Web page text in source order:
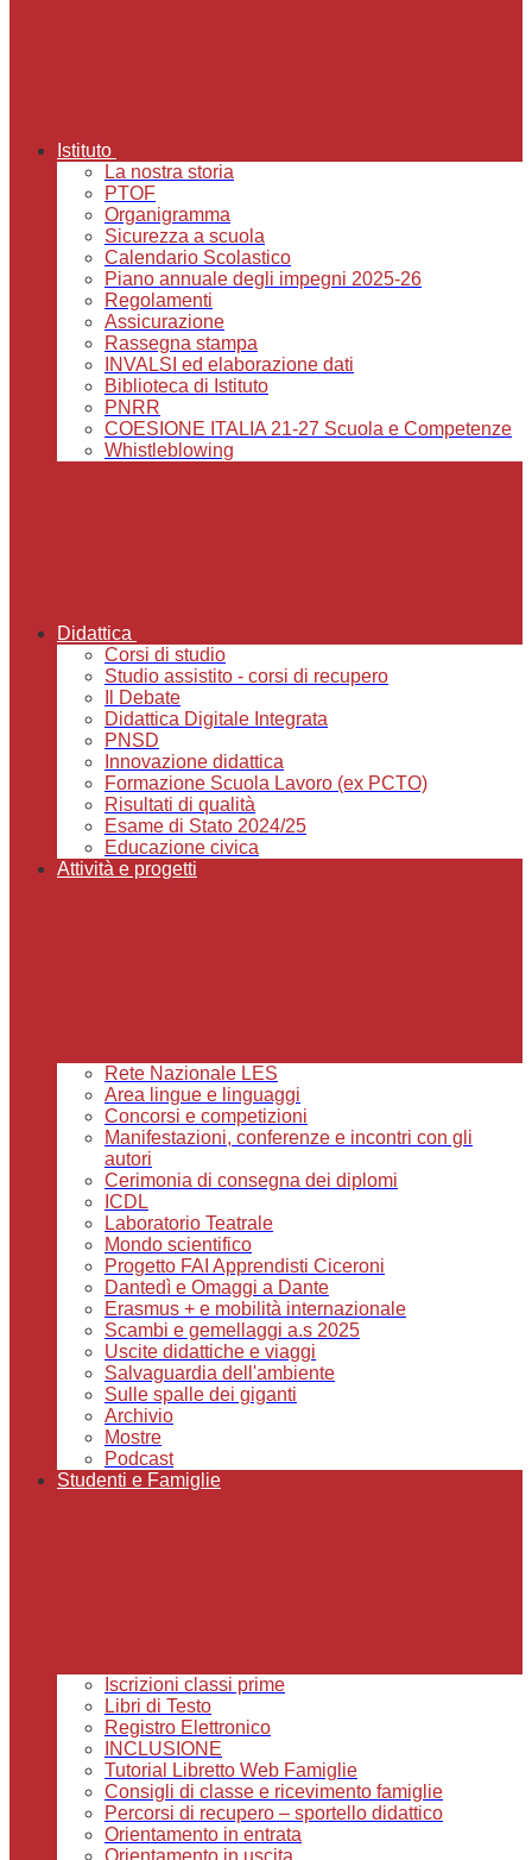
Istituto
La nostra storia
PTOF
Organigramma
Sicurezza a scuola
Calendario Scolastico
Piano annuale degli impegni 2025-26
Regolamenti
Assicurazione
Rassegna stampa
INVALSI ed elaborazione dati
Biblioteca di Istituto
PNRR
COESIONE ITALIA 21-27 Scuola e Competenze
Whistleblowing
Didattica
Corsi di studio
Studio assistito - corsi di recupero
Il Debate
Didattica Digitale Integrata
PNSD
Innovazione didattica
Formazione Scuola Lavoro (ex PCTO)
Risultati di qualità
Esame di Stato 2024/25
Educazione civica
Attività e progetti
Rete Nazionale LES
Area lingue e linguaggi
Concorsi e competizioni
Manifestazioni, conferenze e incontri con gli
autori
Cerimonia di consegna dei diplomi
ICDL
Laboratorio Teatrale
Mondo scientifico
Progetto FAI Apprendisti Ciceroni
Dantedì e Omaggi a Dante
Erasmus + e mobilità internazionale
Scambi e gemellaggi a.s 2025
Uscite didattiche e viaggi
Salvaguardia dell'ambiente
Sulle spalle dei giganti
Archivio
Mostre
Podcast
Studenti e Famiglie
Iscrizioni classi prime
Libri di Testo
Registro Elettronico
INCLUSIONE
Tutorial Libretto Web Famiglie
Consigli di classe e ricevimento famiglie
Percorsi di recupero – sportello didattico
Orientamento in entrata